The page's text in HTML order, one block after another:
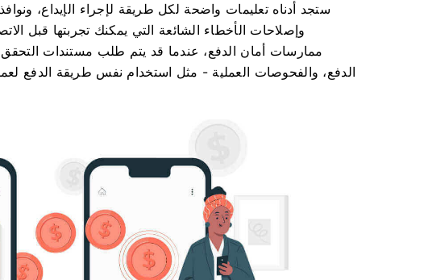
ستجد أدناه تعليمات واضحة لكل طريقة لإجراء الإيداع، ونوافذ
وإصلاحات الأخطاء الشائعة التي يمكنك تجربتها قبل
ممارسات أمان الدفع، عندما قد يتم طلب مستندات
الدفع، والفحوصات العملية - مثل استخدام نفس طريقة الدفع